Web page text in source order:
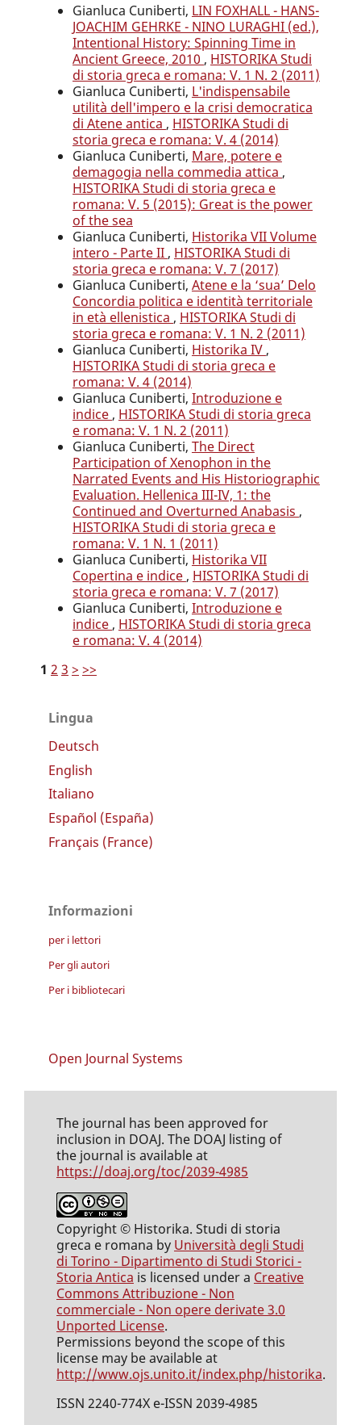
Gianluca Cuniberti, LIN FOXHALL - HANS-
JOACHIM GEHRKE - NINO LURAGHI (ed.),
Intentional History: Spinning Time in
Ancient Greece, 2010 , HISTORIKA Studi
di storia greca e romana: V. 1 N. 2 (2011)
Gianluca Cuniberti, L'indispensabile
utilità dell'impero e la crisi democratica
di Atene antica , HISTORIKA Studi di
storia greca e romana: V. 4 (2014)
Gianluca Cuniberti, Mare, potere e
demagogia nella commedia attica ,
HISTORIKA Studi di storia greca e
romana: V. 5 (2015): Great is the power
of the sea
Gianluca Cuniberti, Historika VII Volume
intero - Parte II , HISTORIKA Studi di
storia greca e romana: V. 7 (2017)
Gianluca Cuniberti, Atene e la ‘sua’ Delo
Concordia politica e identità territoriale
in età ellenistica , HISTORIKA Studi di
storia greca e romana: V. 1 N. 2 (2011)
Gianluca Cuniberti, Historika IV ,
HISTORIKA Studi di storia greca e
romana: V. 4 (2014)
Gianluca Cuniberti, Introduzione e
indice , HISTORIKA Studi di storia greca
e romana: V. 1 N. 2 (2011)
Gianluca Cuniberti, The Direct
Participation of Xenophon in the
Narrated Events and His Historiographic
Evaluation. Hellenica III-IV, 1: the
Continued and Overturned Anabasis ,
HISTORIKA Studi di storia greca e
romana: V. 1 N. 1 (2011)
Gianluca Cuniberti, Historika VII
Copertina e indice , HISTORIKA Studi di
storia greca e romana: V. 7 (2017)
Gianluca Cuniberti, Introduzione e
indice , HISTORIKA Studi di storia greca
e romana: V. 4 (2014)
1 2 3 > >>
Lingua
Deutsch
English
Italiano
Español (España)
Français (France)
Informazioni
per i lettori
Per gli autori
Per i bibliotecari
Open Journal Systems
The journal has been approved for
inclusion in DOAJ. The DOAJ listing of
the journal is available at
https://doaj.org/toc/2039-4985
Copyright © Historika. Studi di storia
greca e romana by Università degli Studi
di Torino - Dipartimento di Studi Storici -
Storia Antica is licensed under a Creative
Commons Attribuzione - Non
commerciale - Non opere derivate 3.0
Unported License.
Permissions beyond the scope of this
license may be available at
http://www.ojs.unito.it/index.php/historika.
ISSN 2240-774X e-ISSN 2039-4985